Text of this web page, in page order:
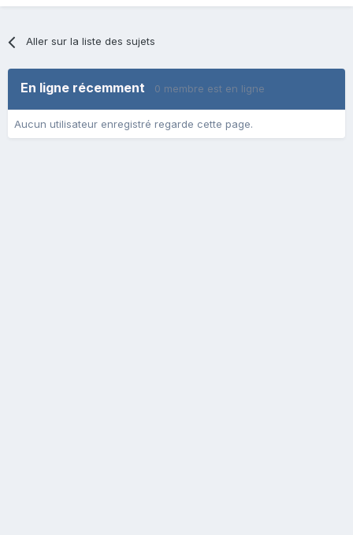
Aller sur la liste des sujets
En ligne récemment 0 membre est en ligne
Aucun utilisateur enregistré regarde cette page.